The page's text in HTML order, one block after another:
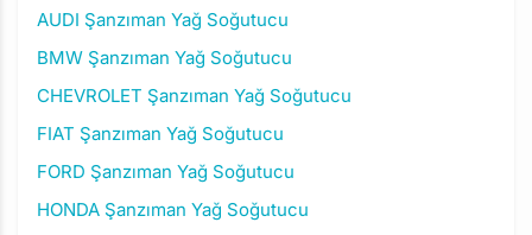
AUDI Şanzıman Yağ Soğutucu
BMW Şanzıman Yağ Soğutucu
CHEVROLET Şanzıman Yağ Soğutucu
FIAT Şanzıman Yağ Soğutucu
FORD Şanzıman Yağ Soğutucu
HONDA Şanzıman Yağ Soğutucu